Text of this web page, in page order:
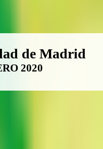
de
de Madrid
2020